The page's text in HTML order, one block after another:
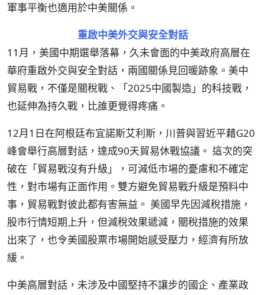
軍事平衡也適用於中美關係。
重啟中美外交與安全對話
11月，美國中期選舉落幕，久未會面的中美政府高層在
華府重啟外交與安全對話，兩國關係見回暖跡象。美中
貿易戰，不僅是關稅戰、「2025中國製造」的科技戰，
也延伸為持久戰，比誰更覺得疼痛。
12月1日在阿根廷布宜諾斯艾利斯，川普與習近平藉G20
峰會舉行高層對話，達成90天貿易休戰協議。 這次的突
破在「貿易戰沒有升級」，可減低市場的憂慮和不確定
性，對市場有正面作用。雙方避免貿易戰升級是預料中
事，貿易戰對彼此都有害無益。 美國早先因減稅措施，
股市行情短期上升，但減稅效果遞減，關稅措施的效果
出來了，也令美國股票市場開始感受壓力，經濟有所放
緩。
中美高層對話，未涉及中國堅持不讓步的國企、產業政